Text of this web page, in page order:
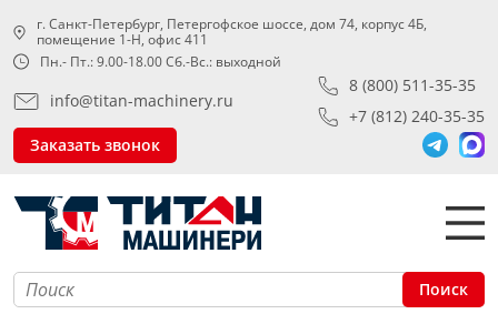
г. Санкт-Петербург, Петергофское шоссе, дом 74, корпус 4Б,
помещение 1-Н, офис 411
Пн.- Пт.: 9.00-18.00 Сб.-Вс.: выходной
info@titan-machinery.ru
8 (800) 511-35-35
+7 (812) 240-35-35
Заказать звонок
Поиск